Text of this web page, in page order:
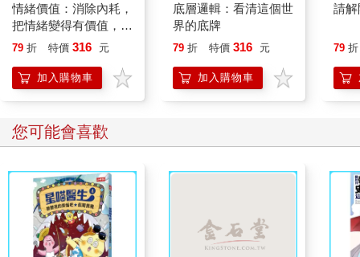
情緒價值：消除內耗，
把情緒變得有價值，跟
誰都能自在相處
79 折 特價 316 元
加入購物車
底層邏輯：看清這個世
界的底牌
79 折 特價 316 元
加入購物車
請解
79 折
您可能會喜歡